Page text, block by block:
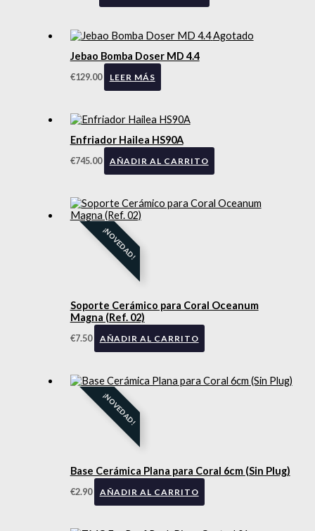
Agotado
Jebao Bomba Doser MD 4.4
€129.00 LEER MÁS
Enfriador Hailea HS90A
€745.00 AÑADIR AL CARRITO
¡NOVEDAD!
Soporte Cerámico para Coral Oceanum
Magna (Ref. 02)
€7.50 AÑADIR AL CARRITO
¡NOVEDAD!
Base Cerámica Plana para Coral 6cm (Sin Plug)
€2.90 AÑADIR AL CARRITO